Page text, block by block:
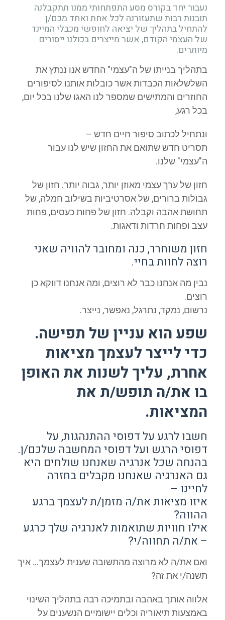
נעבור יחד בקורס מסע התפתחותי ממנו תתקבלנה
תובנות רבות שתעזורנה לכל אחת ואחד מכם/ן
להתחיל בתהליך של יציאה לחופשי מכבלי המיינד
של העצמי הקודם, אשר מייצרים בכולנו ייסורים
מיותרים.
בתהליך בנייתו של ה"עצמי" החדש אנו ננתץ את
השלשלאות הכבדות אשר כובלות אותנו לסיפורים
החוזרים והמתישים שמספר לנו האגו שלנו בכל יום,
בכל רגע,
ונתחיל לכתוב סיפור חיים חדש –
תסריט חדש שתואם את החזון שיש לנו עבור
ה"עצמי" שלנו.
חזון של ערך עצמי מאוזן יותר, גבוה יותר. חזון של
גבולות ברורים, של אסרטיביות בשילוב חמלה, של
תחושת אהבה וקבלה. חזון של פחות כעסים, פחות
עצב ופחות חרדות ודאגות.
חזון משוחרר, כנה ומחובר להוויה שאני
רוצה לחוות בחיי.
נבין מה אנחנו כבר לא רוצים, ומה אנחנו דווקא כן
רוצים.
נרשום, נמקד, נתרגל, נאפשר, נייצר.
שפע הוא עניין של תפישה.
כדי לייצר לעצמך מציאות
אחרת, עליך לשנות את האופן
בו את/ה תופש/ת את
המציאות.
חשבו לרגע על דפוסי ההתנהגות, על
דפוסי הרגש ועל דפוסי המחשבה שלכם/ן.
בהנחה שכל אנרגיה שאנחנו שולחים היא
גם האנרגיה שאנחנו מקבלים בחזרה
לחיינו –
איזו מציאות את/ה מזמן/ת לעצמך ברגע
ההווה?
אילו חוויות שתואמות לאנרגיה שלך כרגע
– את/ה תחווה/י?
ואם את/ה לא מרוצה מהתשובה שענית לעצמך… איך
תשנה/י את זה?
אלווה אותך באהבה ובתמיכה רבה בתהליך השינוי
באמצעות תיאוריה וכלים יישומיים הנשענים על